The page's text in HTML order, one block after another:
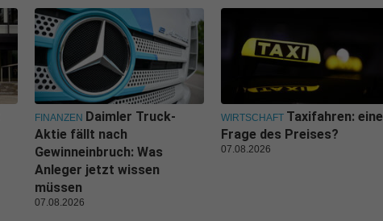
FINANZEN Daimler Truck-
Aktie fällt nach
Gewinneinbruch: Was
Anleger jetzt wissen
müssen
07.08.2026
WIRTSCHAFT Taxifahren: eine
Frage des Preises?
07.08.2026